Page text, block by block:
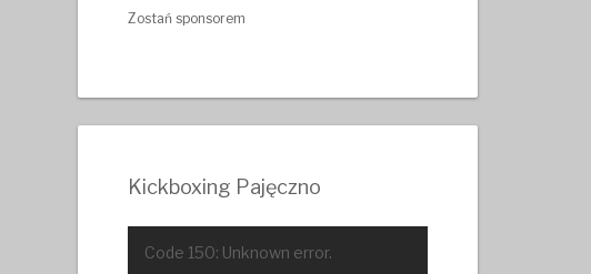
Zostań sponsorem
Kickboxing Pajęczno
Code 150: Unknown error.